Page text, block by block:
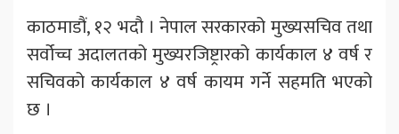
काठमाडौं, १२ भदौ । नेपाल सरकारको मुख्यसचिव तथा
सर्वोच्च अदालतको मुख्यरजिष्ट्रारको कार्यकाल ४ वर्ष र
सचिवको कार्यकाल ४ वर्ष कायम गर्ने सहमति भएको
छ ।